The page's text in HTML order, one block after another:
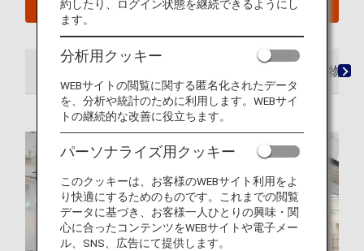
予約確認
お食事・お飲み物
約したり、ログイン状態を継続できるようにし
ます。
分析用クッキー
WEBサイトの閲覧に関する匿名化されたデータ
を、分析や統計のために利用します。WEBサイ
トの継続的な改善に役立ちます。
パーソナライズ用クッキー
このクッキーは、お客様のWEBサイト利用をよ
り快適にするためのものです。これまでの閲覧
データに基づき、お客様一人ひとりの興味・関
心に合ったコンテンツをWEBサイトや電子メー
ル、SNS、広告にて提供します。